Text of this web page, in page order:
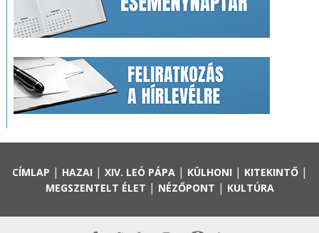
CÍMLAP | HAZAI | XIV. LEÓ PÁPA| KÜLHONI | KITEKINTŐ|
MEGSZENTELT ÉLET | NÉZŐPONT | KULTÚRA